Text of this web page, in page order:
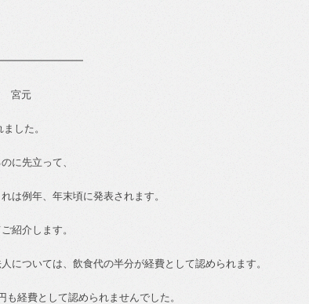
宮元
した。
に先立って、
は例年、年末頃に発表されます。
紹介します。
については、飲食代の半分が経費として認められます。
も経費として認められませんでした。